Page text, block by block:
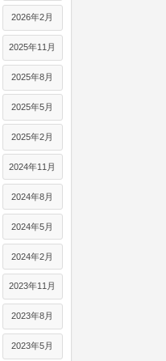
2026年2月
2025年11月
2025年8月
2025年5月
2025年2月
2024年11月
2024年8月
2024年5月
2024年2月
2023年11月
2023年8月
2023年5月